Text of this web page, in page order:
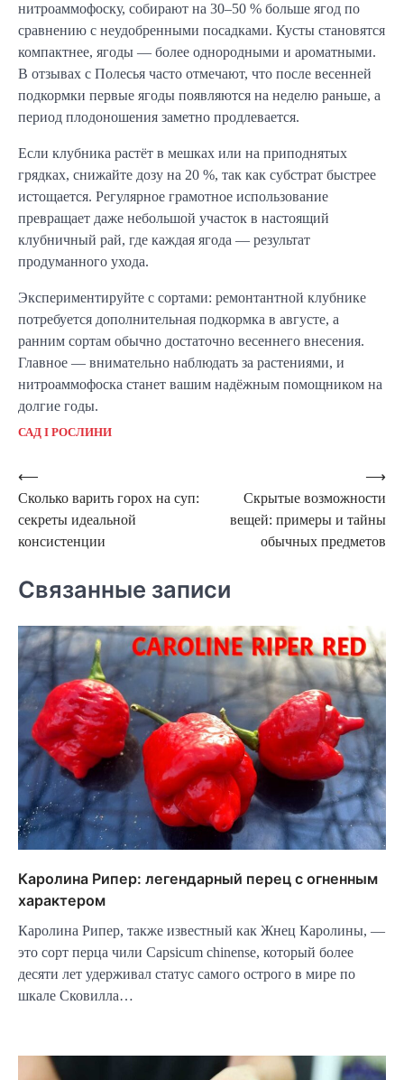
нитроаммофоску, собирают на 30–50 % больше ягод по
сравнению с неудобренными посадками. Кусты становятся
компактнее, ягоды — более однородными и ароматными.
В отзывах с Полесья часто отмечают, что после весенней
подкормки первые ягоды появляются на неделю раньше, а
период плодоношения заметно продлевается.
Если клубника растёт в мешках или на приподнятых
грядках, снижайте дозу на 20 %, так как субстрат быстрее
истощается. Регулярное грамотное использование
превращает даже небольшой участок в настоящий
клубничный рай, где каждая ягода — результат
продуманного ухода.
Экспериментируйте с сортами: ремонтантной клубнике
потребуется дополнительная подкормка в августе, а
ранним сортам обычно достаточно весеннего внесения.
Главное — внимательно наблюдать за растениями, и
нитроаммофоска станет вашим надёжным помощником на
долгие годы.
САД І РОСЛИНИ
Навигация
по
записям
⟵
Сколько варить горох на суп:
секреты идеальной
консистенции
Скрытые возможности
вещей: примеры и тайны
обычных предметов
⟶
Связанные записи
Каролина Рипер: легендарный перец с огненным
характером
Каролина Рипер, также известный как Жнец Каролины, —
это сорт перца чили Capsicum chinense, который более
десяти лет удерживал статус самого острого в мире по
шкале Сковилла…